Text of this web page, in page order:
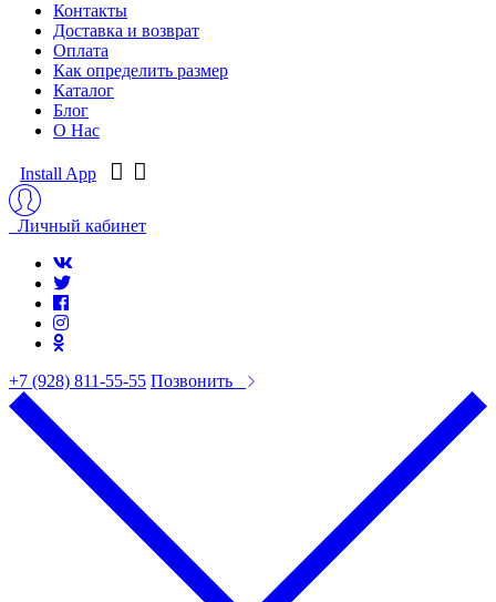
Контакты
Доставка и возврат
Оплата
Как определить размер
Каталог
Блог
О Нас
Install App
Личный кабинет
+7 (928) 811-55-55 Позвонить